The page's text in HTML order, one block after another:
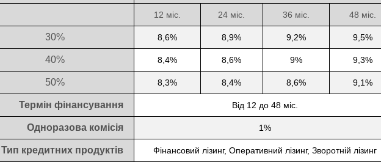
12 міс. 24 міс. 36 міс. 48 міс.
30% 8,6% 8,9% 9,2% 9,5%
40% 8,4% 8,6% 9% 9,3%
50% 8,3% 8,4% 8,6% 9,1%
Термін фінансування Від 12 до 48 міс.
Одноразова комісія 1%
Тип кредитних продуктів Фінансовий лізинг, Оперативний лізинг, Зворотній лізинг